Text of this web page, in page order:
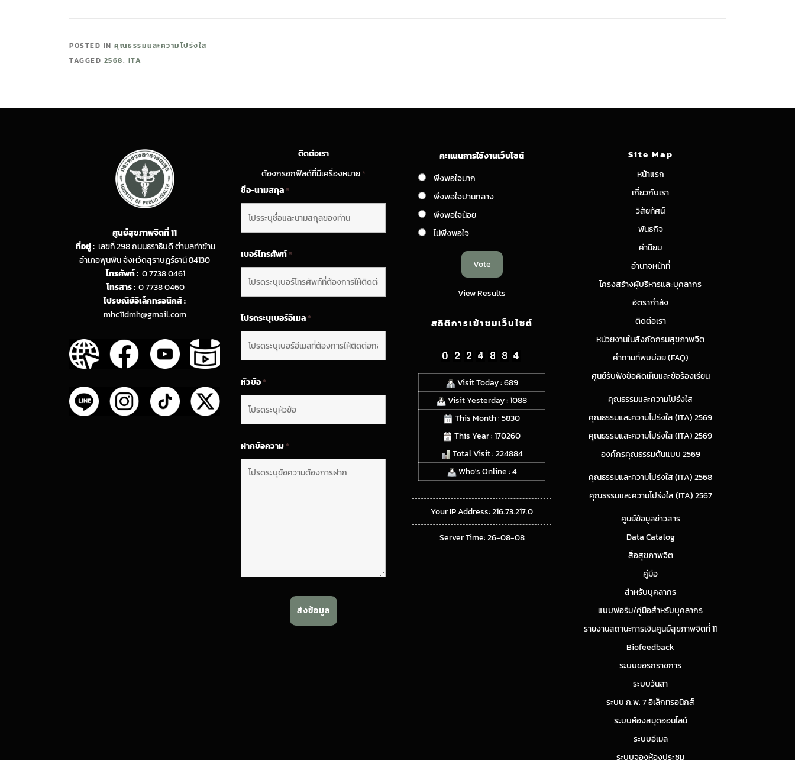
POSTED IN คุณธรรมและความโปร่งใส
TAGGED 2568, ITA
ศูนย์สุขภาพจิตที่ 11
ที่อยู่ : เลขที่ 298 ถนนธราธิบดี ตำบลท่าข้าม
อำเภอพุนพิน จังหวัดสุราษฎร์ธานี 84130
โทรศัพท์ : 0 7738 0461
โทรสาร : 0 7738 0460
ไปรษณีย์อิเล็กทรอนิกส์ :
mhc11dmh@gmail.com
ติดต่อเรา
ต้องกรอกฟิลด์ที่มีเครื่องหมาย*
ชื่อ-นามสกุล*
เบอร์โทรศัพท์*
โปรดระบุเบอร์อีเมล*
หัวข้อ*
ฝากข้อความ*
คะแนนการใช้งานเว็บไซต์
พึงพอใจมาก
พึงพอใจปานกลาง
พึงพอใจน้อย
ไม่พึงพอใจ
View Results
สถิติการเข้าชมเว็บไซต์
Visit Today : 689
Visit Yesterday : 1088
This Month : 5830
This Year : 170260
Total Visit : 224884
Who's Online : 4
Your IP Address: 216.73.217.0
Server Time: 26-08-08
Site Map
หน้าแรก
เกี่ยวกับเรา
วิสัยทัศน์
พันธกิจ
ค่านิยม
อำนาจหน้าที่
โครงสร้างผู้บริหารและบุคลากร
อัตรากำลัง
ติดต่อเรา
หน่วยงานในสังกัดกรมสุขภาพจิต
คำถามที่พบบ่อย (FAQ)
ศูนย์รับฟังข้อคิดเห็นและข้อร้องเรียน
คุณธรรมและความโปร่งใส
คุณธรรมและความโปร่งใส (ITA) 2569
คุณธรรมและความโปร่งใส (ITA) 2569
องค์กรคุณธรรมต้นแบบ 2569
คุณธรรมและความโปร่งใส (ITA) 2568
คุณธรรมและความโปร่งใส (ITA) 2567
ศูนย์ข้อมูลข่าวสาร
Data Catalog
สื่อสุขภาพจิต
คู่มือ
สำหรับบุคลากร
แบบฟอร์ม/คู่มือสำหรับบุคลากร
รายงานสถานะการเงินศูนย์สุขภาพจิตที่ 11
Biofeedback
ระบบขอรถราชการ
ระบบวันลา
ระบบ ก.พ. 7 อิเล็กทรอนิกส์
ระบบห้องสมุดออนไลน์
ระบบอีเมล
ระบบจองห้องประชุม